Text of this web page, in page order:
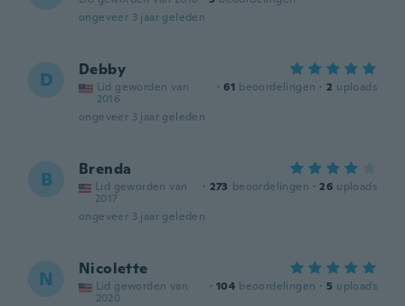
ongeveer 3 jaar geleden
D Debby
Lid geworden van
2016
· 61 beoordelingen · 2 uploads
ongeveer 3 jaar geleden
B Brenda
Lid geworden van
2017
· 273 beoordelingen · 26 uploads
ongeveer 3 jaar geleden
N Nicolette
Lid geworden van
2020
· 104 beoordelingen · 5 uploads